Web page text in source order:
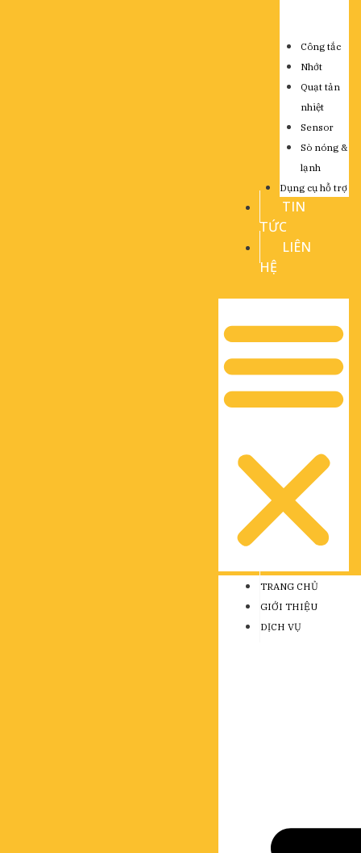
Công tắc
Nhớt
Quạt tản
nhiệt
Sensor
Sò nóng &
lạnh
Dụng cụ hỗ trợ
TIN
TỨC
LIÊN
HỆ
TRANG CHỦ
GIỚI THIỆU
DỊCH VỤ